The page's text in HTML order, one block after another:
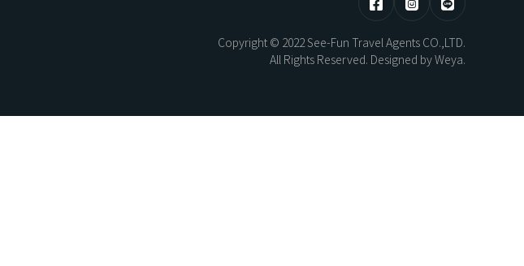
熊本煥活．漫步佐賀之旅5日
北海道望樓連泊．湖光共生自然極境5
Copyright © 2022 See-Fun Travel Agents CO.,LTD.
All Rights Reserved. Designed byWeya.